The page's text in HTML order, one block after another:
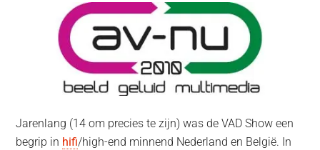
Jarenlang (14 om precies te zijn) was de VAD Show een
begrip in hifi/high-end minnend Nederland en België. In